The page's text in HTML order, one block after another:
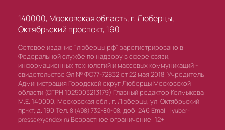
140000, Московская область, г. Люберцы,
Октябрьский проспект, 190
Сетевое издание "люберцы.рф" зарегистрировано в
Федеральной службе по надзору в сфере связи,
информационных технологий и массовых коммуникаций -
свидетельство Эл № ФС77-72832 от 22 мая 2018. Учредитель:
Администрация Городской округ Люберцы Московской
области (ОГРН 1025003213179) Главный редактор Колмыкова
М.Е. 140000, Московская обл., г. Люберцы, ул. Октябрьский
пр-кт, д. 190 Тел. 8 (498) 732-80-08, доб. 246 Email: lyuber-
pressa@yandex.ru Возрастное ограничение: 12+